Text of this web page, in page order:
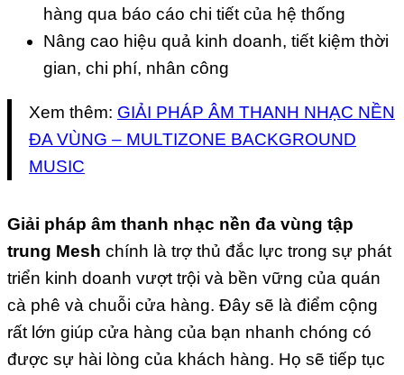
hàng qua báo cáo chi tiết của hệ thống
Nâng cao hiệu quả kinh doanh, tiết kiệm thời
gian, chi phí, nhân công
Xem thêm: GIẢI PHÁP ÂM THANH NHẠC NỀN
ĐA VÙNG – MULTIZONE BACKGROUND
MUSIC
Giải pháp âm thanh nhạc nền đa vùng tập
trung Mesh chính là trợ thủ đắc lực trong sự phát
triển kinh doanh vượt trội và bền vững của quán
cà phê và chuỗi cửa hàng. Đây sẽ là điểm cộng
rất lớn giúp cửa hàng của bạn nhanh chóng có
được sự hài lòng của khách hàng. Họ sẽ tiếp tục